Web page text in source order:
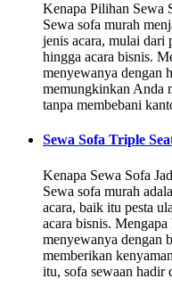
Kenapa Pilihan Sewa
Sewa sofa murah
jenis acara, mulai dari
hingga acara bisnis.
menyewanya dengan
memungkinkan Anda
tanpa membebani
Sewa Sofa Triple
Kenapa Sewa Sofa
Sewa sofa murah
acara, baik itu pesta
acara bisnis.
menyewanya dengan
memberikan
itu, sofa sewaan